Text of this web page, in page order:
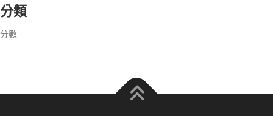
分類
分數